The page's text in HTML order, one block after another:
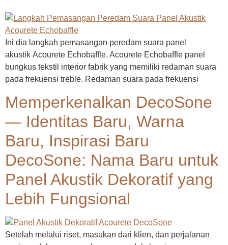
Ini dia langkah pemasangan peredam suara panel
akustik Acourete Echobaffle. Acourete Echobaffle panel
bungkus tekstil interior fabrik yang memiliki redaman suara
pada frekuensi treble. Redaman suara pada frekuensi
Memperkenalkan DecoSone
— Identitas Baru, Warna
Baru, Inspirasi Baru
DecoSone: Nama Baru untuk
Panel Akustik Dekoratif yang
Lebih Fungsional
Setelah melalui riset, masukan dari klien, dan perjalanan